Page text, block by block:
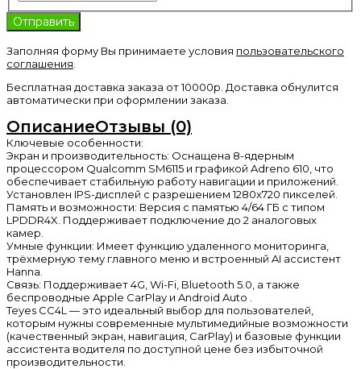
Заполняя форму Вы принимаете условия пользовательского
соглашения
Бесплатная доставка заказа от 10000р. Доставка обнулится
автоматически при оформлении заказа.
ОписаниеОтзывы (0)
Ключевые особенности:
Экран и производительность: Оснащена 8-ядерным
процессором Qualcomm SM6115 и графикой Adreno 610, что
обеспечивает стабильную работу навигации и приложений.
Установлен IPS-дисплей с разрешением 1280x720 пикселей.
Память и возможности: Версия с памятью 4/64 ГБ с типом
LPDDR4X. Поддерживает подключение до 2 аналоговых
камер.
Умные функции: Имеет функцию удаленного мониторинга,
трёхмерную тему главного меню и встроенный AI ассистент
Hanna.
Связь: Поддерживает 4G, Wi-Fi, Bluetooth 5.0, а также
беспроводные Apple CarPlay и Android Auto .
Teyes CC4L — это идеальный выбор для пользователей,
которым нужны современные мультимедийные возможности
(качественный экран, навигация, CarPlay) и базовые функции
ассистента водителя по доступной цене без избыточной
производительности.